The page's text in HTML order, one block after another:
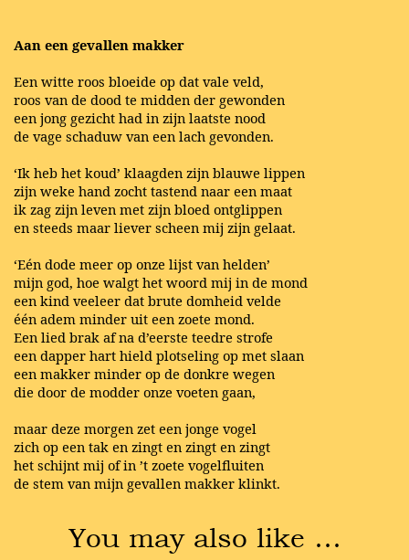
Aan een gevallen makker
Een witte roos bloeide op dat vale veld,
roos van de dood te midden der gewonden
een jong gezicht had in zijn laatste nood
de vage schaduw van een lach gevonden.
‘Ik heb het koud’ klaagden zijn blauwe lippen
zijn weke hand zocht tastend naar een maat
ik zag zijn leven met zijn bloed ontglippen
en steeds maar liever scheen mij zijn gelaat.
‘Eén dode meer op onze lijst van helden’
mijn god, hoe walgt het woord mij in de mond
een kind veeleer dat brute domheid velde
één adem minder uit een zoete mond.
Een lied brak af na d’eerste teedre strofe
een dapper hart hield plotseling op met slaan
een makker minder op de donkre wegen
die door de modder onze voeten gaan,
maar deze morgen zet een jonge vogel
zich op een tak en zingt en zingt en zingt
het schijnt mij of in ’t zoete vogelfluiten
de stem van mijn gevallen makker klinkt.
You may also like …